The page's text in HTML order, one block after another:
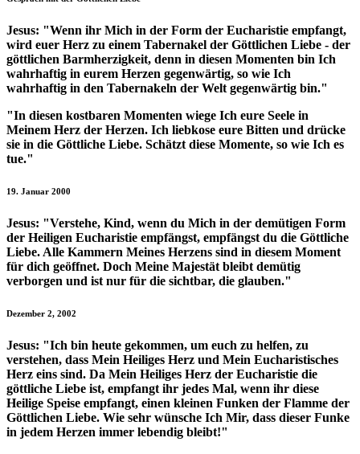
Jesus: "Wenn ihr Mich in der Form der Eucharistie empfangt,
wird euer Herz zu einem Tabernakel der Göttlichen Liebe - der
göttlichen Barmherzigkeit, denn in diesen Momenten bin Ich
wahrhaftig in eurem Herzen gegenwärtig, so wie Ich
wahrhaftig in den Tabernakeln der Welt gegenwärtig bin."
"In diesen kostbaren Momenten wiege Ich eure Seele in
Meinem Herz der Herzen. Ich liebkose eure Bitten und drücke
sie in die Göttliche Liebe. Schätzt diese Momente, so wie Ich es
tue."
19. Januar 2000
Jesus: "Verstehe, Kind, wenn du Mich in der demütigen Form
der Heiligen Eucharistie empfängst, empfängst du die Göttliche
Liebe. Alle Kammern Meines Herzens sind in diesem Moment
für dich geöffnet. Doch Meine Majestät bleibt demütig
verborgen und ist nur für die sichtbar, die glauben."
Dezember 2, 2002
Jesus: "Ich bin heute gekommen, um euch zu helfen, zu
verstehen, dass Mein Heiliges Herz und Mein Eucharistisches
Herz eins sind. Da Mein Heiliges Herz der Eucharistie die
göttliche Liebe ist, empfangt ihr jedes Mal, wenn ihr diese
Heilige Speise empfangt, einen kleinen Funken der Flamme der
Göttlichen Liebe. Wie sehr wünsche Ich Mir, dass dieser Funke
in jedem Herzen immer lebendig bleibt!"